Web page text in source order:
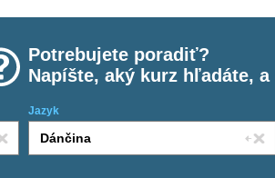
Potrebujete poradiť?
Napíšte, aký kurz hľadáte,
Jazyk